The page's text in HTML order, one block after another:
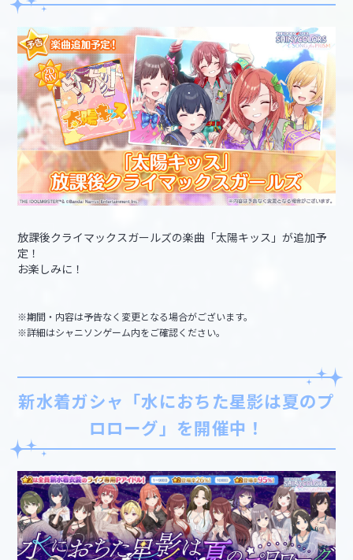
放課後クライマックスガールズの楽曲「太陽キッス」が追加予
定！
お楽しみに！
※期間・内容は予告なく変更となる場合がございます。
※詳細はシャニソンゲーム内をご確認ください。
新水着ガシャ「水におちた星影は夏のプ
ロローグ」を開催中！